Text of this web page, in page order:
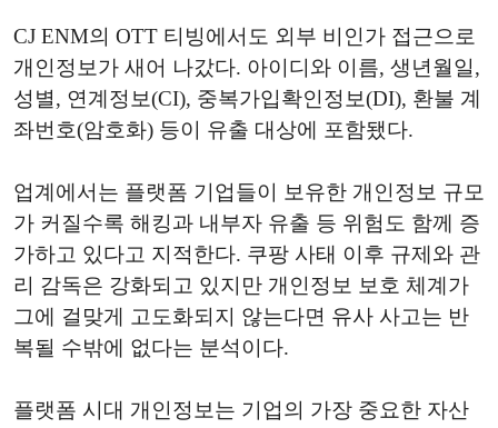
CJ ENM의 OTT 티빙에서도 외부 비인가 접근으로
개인정보가 새어 나갔다. 아이디와 이름, 생년월일,
성별, 연계정보(CI), 중복가입확인정보(DI), 환불 계
좌번호(암호화) 등이 유출 대상에 포함됐다.
업계에서는 플랫폼 기업들이 보유한 개인정보 규모
가 커질수록 해킹과 내부자 유출 등 위험도 함께 증
가하고 있다고 지적한다. 쿠팡 사태 이후 규제와 관
리 감독은 강화되고 있지만 개인정보 보호 체계가
그에 걸맞게 고도화되지 않는다면 유사 사고는 반
복될 수밖에 없다는 분석이다.
플랫폼 시대 개인정보는 기업의 가장 중요한 자산